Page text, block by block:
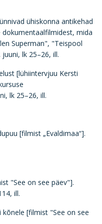
ühiskonna antikehad
dokumentaalfilmidest, mida
Superman", "Teispool
juuni, lk 25–26, ill.
[lühiintervjuu Kersti
lk 25–26, ill.
[filmist „Evaldimaa“].
"See on see päev"].
ill.
kõnele [filmist "See on see